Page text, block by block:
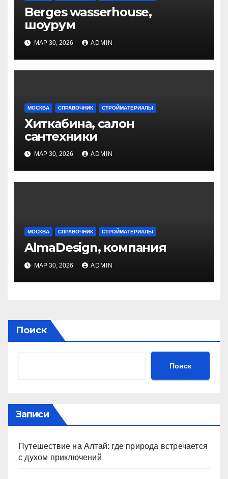
Berges wasserhouse,
шоурум
МАР 30, 2026 ADMIN
МОСКВА СПРАВОЧНИК СТРОЙМАТЕРИАЛЫ
Хиткабина, салон
сантехники
МАР 30, 2026 ADMIN
МОСКВА СПРАВОЧНИК СТРОЙМАТЕРИАЛЫ
AlmaDesign, компания
МАР 30, 2026 ADMIN
Поиск
Поиск
Записи
Путешествие на Алтай: где природа встречается
с духом приключений